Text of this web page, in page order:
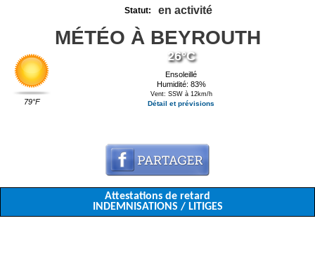
Statut: en activité
MÉTÉO À BEYROUTH
79°F
26°C
Ensoleillé
Humidité: 83%
Vent: SSW à 12km/h
Détail et prévisions
Attestations de retard
INDEMNISATIONS / LITIGES